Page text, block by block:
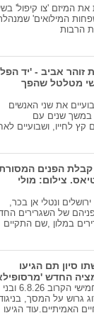
המיזם 'צו קיפול'
המילואים'
הרבות
אביב - 'יד
מטלטל שהפך
את שני האנשים
במשך שנים עם
לחייו, ושבועיים
קבלת הפנים
צילום: מולי
ונטלי אן בכר,
של השגרירים
במלון ,שם התקיים
סיון תם הגיעו
החדש
'מרסופילאמי' יוקרן בבתי
גרוש על המסך,
האמיתיים.עוד הגיעו